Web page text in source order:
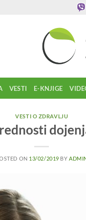
VESTI E-KNJIGE
VESTI O ZDRAVLJU
ON 13/02/2019 BY